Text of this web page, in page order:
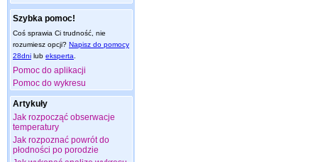
Szybka pomoc!
Coś sprawia Ci trudność, nie
rozumiesz opcji? Napisz do pomocy
28dni lub eksperta
Pomoc do aplikacji
Pomoc do wykresu
Artykuły
Jak rozpocząć obserwacje
temperatury
Jak rozpoznać powrót do
płodności po porodzie